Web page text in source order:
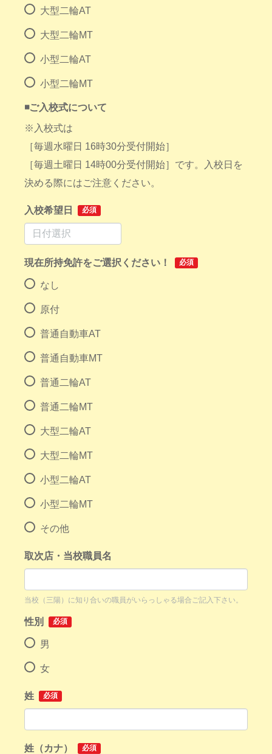
大型二輪AT
大型二輪MT
小型二輪AT
小型二輪MT
◾️ご入校式について
※入校式は
［毎週水曜日 16時30分受付開始］
［毎週土曜日 14時00分受付開始］です。入校日を
決める際にはご注意ください。
入校希望日 必須
現在所持免許をご選択ください！ 必須
なし
原付
普通自動車AT
普通自動車MT
普通二輪AT
普通二輪MT
大型二輪AT
大型二輪MT
小型二輪AT
小型二輪MT
その他
取次店・当校職員名
当校（三陽）に知り合いの職員がいらっしゃる場合ご記入下さい。
性別 必須
男
女
姓 必須
姓（カナ） 必須